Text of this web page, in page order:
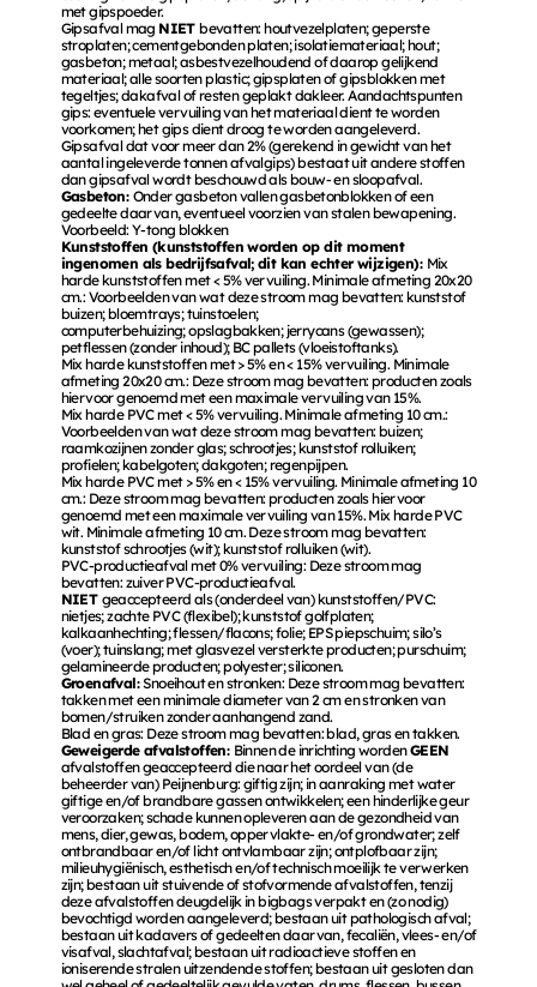
met gipspoeder.
Gipsafval mag NIET bevatten: houtvezelplaten; geperste
stroplaten; cementgebonden platen; isolatiemateriaal; hout;
gasbeton; metaal; asbestvezelhoudend of daarop gelijkend
materiaal; alle soorten plastic; gipsplaten of gipsblokken met
tegeltjes; dakafval of resten geplakt dakleer. Aandachtspunten
gips: eventuele vervuiling van het materiaal dient te worden
voorkomen; het gips dient droog te worden aangeleverd.
Gipsafval dat voor meer dan 2% (gerekend in gewicht van het
aantal ingeleverde tonnen afvalgips) bestaat uit andere stoffen
dan gipsafval wordt beschouwd als bouw- en sloopafval.
Gasbeton: Onder gasbeton vallen gasbetonblokken of een
gedeelte daarvan, eventueel voorzien van stalen bewapening.
Voorbeeld: Y-tong blokken
Kunststoffen (kunststoffen worden op dit moment
ingenomen als bedrijfsafval; dit kan echter wijzigen): Mix
harde kunststoffen met < 5% vervuiling. Minimale afmeting 20x20
cm.: Voorbeelden van wat deze stroom mag bevatten: kunststof
buizen; bloemtrays; tuinstoelen;
computerbehuizing; opslagbakken; jerrycans (gewassen);
petflessen (zonder inhoud); BC pallets (vloeistoftanks).
Mix harde kunststoffen met > 5% en < 15% vervuiling. Minimale
afmeting 20x20 cm.: Deze stroom mag bevatten: producten zoals
hiervoor genoemd met een maximale vervuiling van 15%.
Mix harde PVC met < 5% vervuiling. Minimale afmeting 10 cm.:
Voorbeelden van wat deze stroom mag bevatten: buizen;
raamkozijnen zonder glas; schrootjes; kunststof rolluiken;
profielen; kabelgoten; dakgoten; regenpijpen.
Mix harde PVC met > 5% en < 15% vervuiling. Minimale afmeting 10
cm.: Deze stroom mag bevatten: producten zoals hiervoor
genoemd met een maximale vervuiling van 15%. Mix harde PVC
wit. Minimale afmeting 10 cm. Deze stroom mag bevatten:
kunststof schrootjes (wit); kunststof rolluiken (wit).
PVC-productieafval met 0% vervuiling: Deze stroom mag
bevatten: zuiver PVC-productieafval.
NIET geaccepteerd als (onderdeel van) kunststoffen/PVC:
nietjes; zachte PVC (flexibel); kunststof golfplaten;
kalkaanhechting; flessen/flacons; folie; EPS piepschuim; silo’s
(voer); tuinslang; met glasvezel versterkte producten; purschuim;
gelamineerde producten; polyester; siliconen.
Groenafval: Snoeihout en stronken: Deze stroom mag bevatten:
takken met een minimale diameter van 2 cm en stronken van
bomen/struiken zonder aanhangend zand.
Blad en gras: Deze stroom mag bevatten: blad, gras en takken.
Geweigerde afvalstoffen: Binnen de inrichting worden
afvalstoffen geaccepteerd die naar het oordeel van (de
beheerder van) Peijnenburg: giftig zijn; in aanraking met water
giftige en/of brandbare gassen ontwikkelen; een hinderlijke geur
veroorzaken; schade kunnen opleveren aan de gezondheid van
mens, dier, gewas, bodem, oppervlakte- en/of grondwater; zelf
ontbrandbaar en/of licht ontvlambaar zijn; ontplofbaar zijn;
milieuhygiënisch, esthetisch en/of technisch moeilijk te verwerken
zijn; bestaan uit stuivende of stofvormende afvalstoffen, tenzij
deze afvalstoffen deugdelijk in bigbags verpakt en (zo nodig)
bevochtigd worden aangeleverd; bestaan uit pathologisch afval;
bestaan uit kadavers of gedeelten daarvan, fecaliën, vlees- en/of
visafval, slachtafval; bestaan uit radioactieve stoffen en
ioniserende stralen uitzendende stoffen; bestaan uit gesloten dan